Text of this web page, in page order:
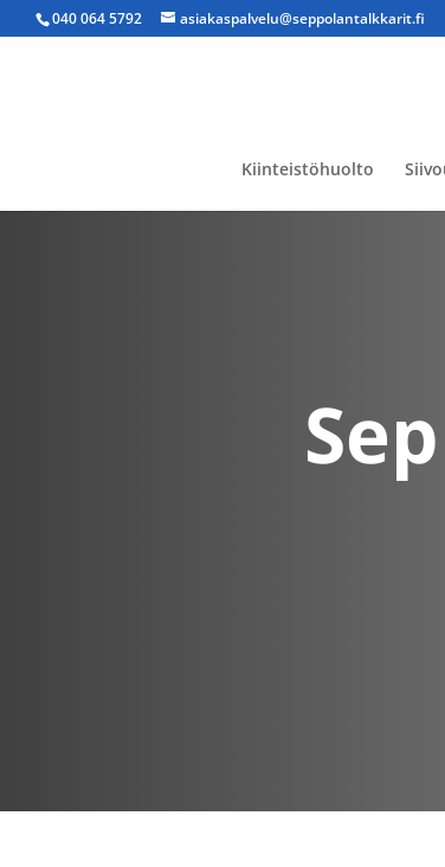
040 064 5792 asiakaspalvelu@seppolantalkkarit.fi
Kiinteistöhuolto